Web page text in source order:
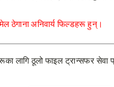
ठेगाना अनिवार्य फिल्डहरू हुन्।
लागि ठूलो फाइल ट्रान्सफर सेवा